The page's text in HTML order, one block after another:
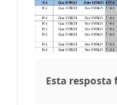
Esta resposta